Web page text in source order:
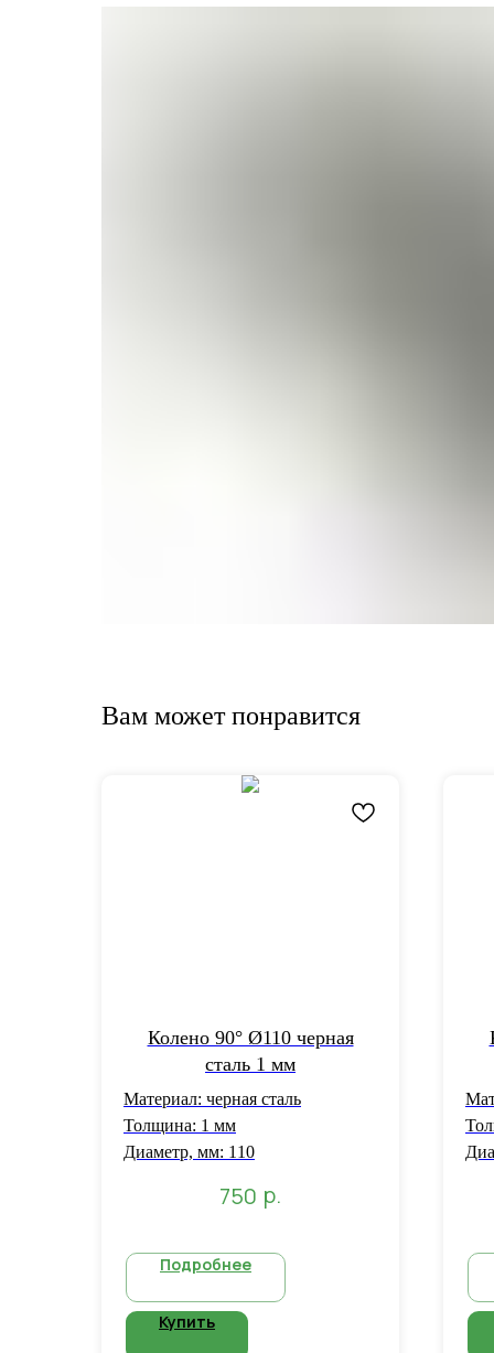
Вам может понравится
Колено 90° Ø110 черная
сталь 1 мм
Материал: черная сталь
Толщина: 1 мм
Диаметр, мм: 110
750 р.
Подробнее
Купить